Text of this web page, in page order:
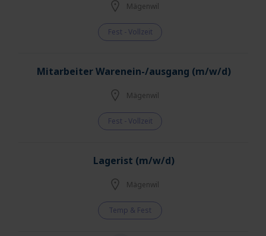
Mägenwil
Fest - Vollzeit
Mitarbeiter Warenein-/ausgang (m/w/d)
Mägenwil
Fest - Vollzeit
Lagerist (m/w/d)
Mägenwil
Temp & Fest